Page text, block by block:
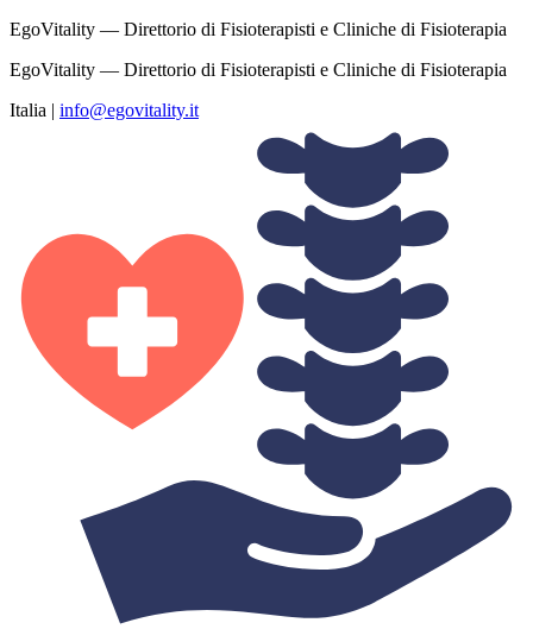
EgoVitality — Direttorio di Fisioterapisti e Cliniche di Fisioterapia
EgoVitality — Direttorio di Fisioterapisti e Cliniche di Fisioterapia
Italia | info@egovitality.it